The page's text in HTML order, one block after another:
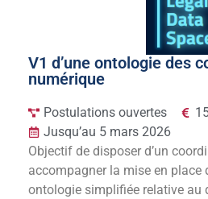
V1 d’une ontologie des
numérique
Postulations ouvertes
Jusqu’au 5 mars 2026
Objectif de disposer d’un
accompagner la mise en place
ontologie simplifiée relative au